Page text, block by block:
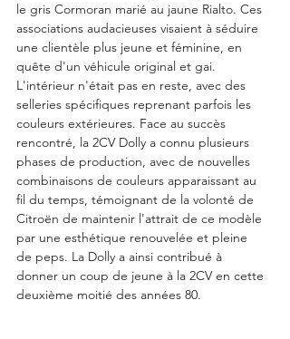
le gris Cormoran marié au jaune Rialto. Ces
associations audacieuses visaient à séduire
une clientèle plus jeune et féminine, en
quête d'un véhicule original et gai.
L'intérieur n'était pas en reste, avec des
selleries spécifiques reprenant parfois les
couleurs extérieures. Face au succès
rencontré, la 2CV Dolly a connu plusieurs
phases de production, avec de nouvelles
combinaisons de couleurs apparaissant au
fil du temps, témoignant de la volonté de
Citroën de maintenir l'attrait de ce modèle
par une esthétique renouvelée et pleine
de peps. La Dolly a ainsi contribué à
donner un coup de jeune à la 2CV en cette
deuxième moitié des années 80.